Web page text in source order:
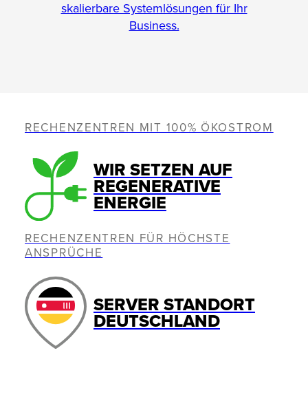
skalierbare Systemlösungen für Ihr
Business.
RECHENZENTREN MIT 100% ÖKOSTROM
WIR SETZEN AUF
REGENERATIVE
ENERGIE
RECHENZENTREN FÜR HÖCHSTE
ANSPRÜCHE
SERVER STANDORT
DEUTSCHLAND